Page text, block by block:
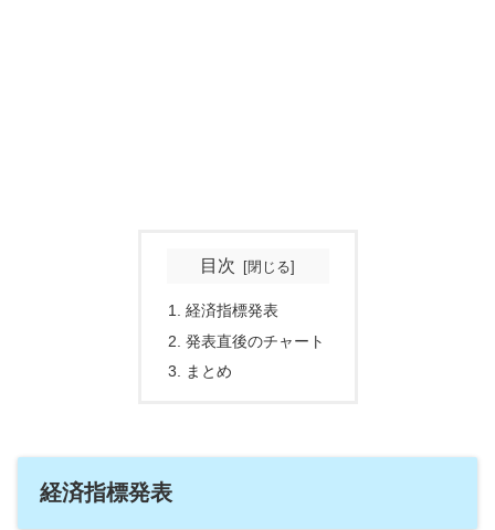
目次
経済指標発表
発表直後のチャート
まとめ
経済指標発表